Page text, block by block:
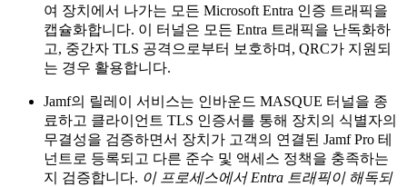
여 장치에서 나가는 모든 Microsoft Entra 인증 트래픽을
캡슐화합니다. 이 터널은 모든 Entra 트래픽을 난독화하
고, 중간자 TLS 공격으로부터 보호하며, QRC가 지원되
는 경우 활용합니다.
Jamf의 릴레이 서비스는 인바운드 MASQUE 터널을 종
료하고 클라이언트 TLS 인증서를 통해 장치의 식별자의
무결성을 검증하면서 장치가 고객의 연결된 Jamf Pro 테
넌트로 등록되고 다른 준수 및 액세스 정책을 충족하는
지 검증합니다. 이 프로세스에서 Entra 트래픽이 해독되